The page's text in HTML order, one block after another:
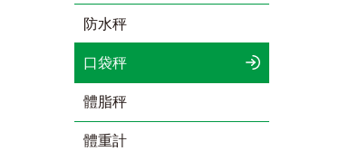
防水秤
口袋秤
體脂秤
體重計